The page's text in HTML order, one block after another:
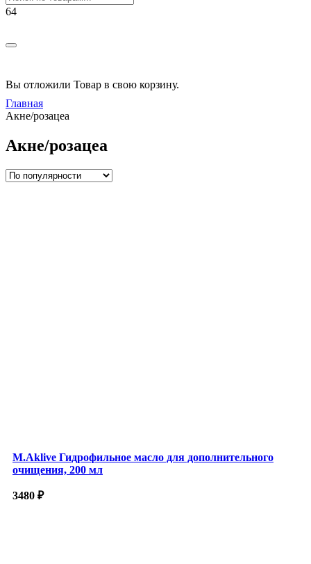
Вы отложили Товар в свою корзину.
Главная
Акне/розацеа
Акне/розацеа
M.Aklive Гидрофильное масло для дополнительного
очищения, 200 мл
3480 ₽